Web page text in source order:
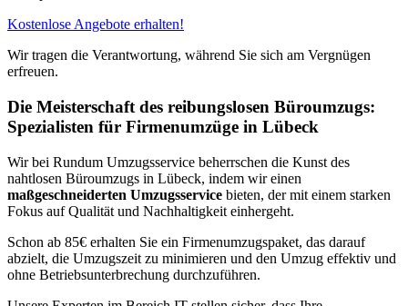
Kostenlose Angebote erhalten!
Wir tragen die Verantwortung, während Sie sich am Vergnügen
erfreuen.
Die Meisterschaft des reibungslosen Büroumzugs:
Spezialisten für Firmenumzüge in Lübeck
Wir bei Rundum Umzugsservice beherrschen die Kunst des
nahtlosen Büroumzugs in Lübeck, indem wir einen
maßgeschneiderten Umzugsservice bieten, der mit einem starken
Fokus auf Qualität und Nachhaltigkeit einhergeht.
Schon ab 85€ erhalten Sie ein Firmenumzugspaket, das darauf
abzielt, die Umzugszeit zu minimieren und den Umzug effektiv und
ohne Betriebsunterbrechung durchzuführen.